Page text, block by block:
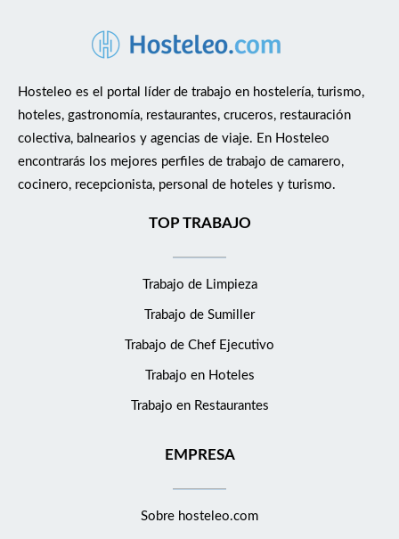
Hosteleo es el portal líder de trabajo en hostelería, turismo,
hoteles, gastronomía, restaurantes, cruceros, restauración
colectiva, balnearios y agencias de viaje. En Hosteleo
encontrarás los mejores perfiles de trabajo de camarero,
cocinero, recepcionista, personal de hoteles y turismo.
TOP TRABAJO
Trabajo de Limpieza
Trabajo de Sumiller
Trabajo de Chef Ejecutivo
Trabajo en Hoteles
Trabajo en Restaurantes
EMPRESA
Sobre hosteleo.com